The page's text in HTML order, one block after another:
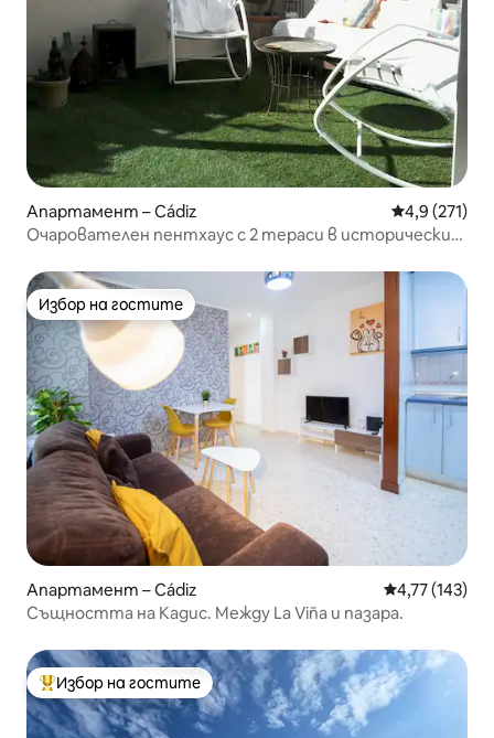
Апартамент – Cádiz Средна
4,9 (271)
Очарователен пентхаус с 2 тераси в историческия
Избор на гостите
Избор на гостите
Апартамент – Cádiz Средна
4,77 (143)
Същността на Кадис. Между La Viña и пазара.
Най-популярен избор на гостите
Избор на гостите